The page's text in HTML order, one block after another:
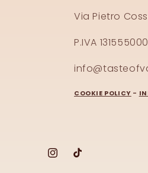
Via Pietro
P.IVA
COOKIE POLICY -
Instagram
TikTok